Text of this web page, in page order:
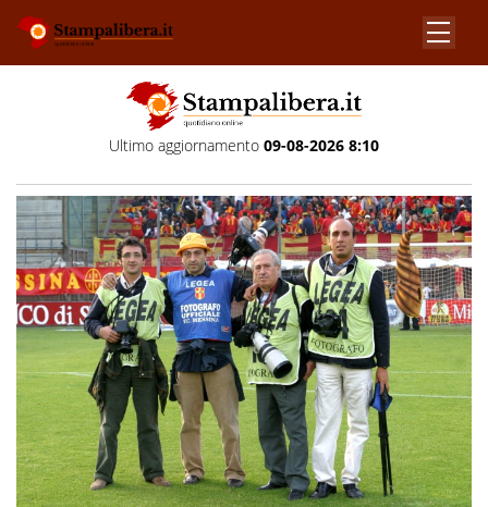
Ultimo aggiornamento 09-08-2026 8:10